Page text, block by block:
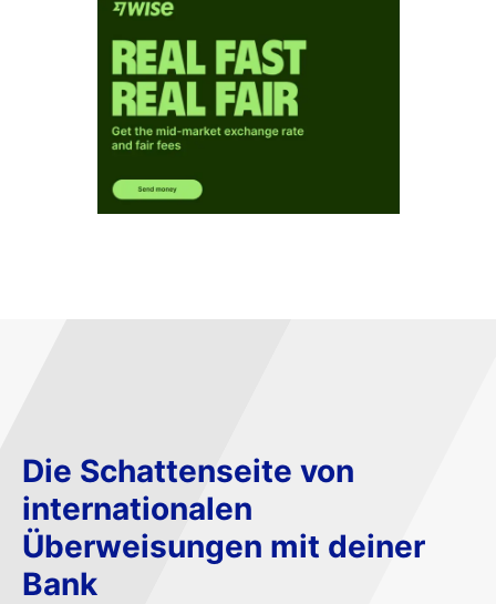
Die Schattenseite von
internationalen
Überweisungen mit deiner
Bank